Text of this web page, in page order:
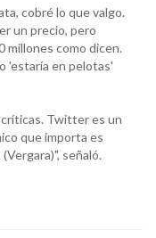
cobré lo que valgo.
un precio, pero
millones como dicen.
'estaría en pelotas'
Twitter es un
que importa es
señaló.